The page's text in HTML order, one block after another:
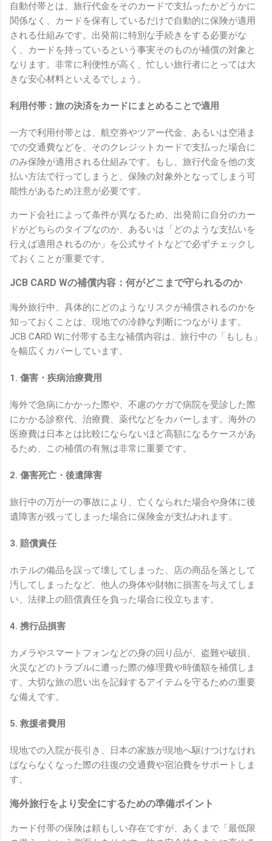
自動付帯とは、旅行代金をそのカードで支払ったかどうかに
関係なく、カードを保有しているだけで自動的に保険が適用
される仕組みです。出発前に特別な手続きをする必要がな
く、カードを持っているという事実そのものが補償の対象と
なります。非常に利便性が高く、忙しい旅行者にとっては大
きな安心材料といえるでしょう。
利用付帯：旅の決済をカードにまとめることで適用
一方で利用付帯とは、航空券やツアー代金、あるいは空港ま
での交通費などを、そのクレジットカードで支払った場合に
のみ保険が適用される仕組みです。もし、旅行代金を他の支
払い方法で行ってしまうと、保険の対象外となってしまう可
能性があるため注意が必要です。
カード会社によって条件が異なるため、出発前に自分のカー
ドがどちらのタイプなのか、あるいは「どのような支払いを
行えば適用されるのか」を公式サイトなどで必ずチェックし
ておくことが重要です。
JCB CARD Wの補償内容：何がどこまで守られるのか
海外旅行中、具体的にどのようなリスクが補償されるのかを
知っておくことは、現地での冷静な判断につながります。
JCB CARD Wに付帯する主な補償内容は、旅行中の「もしも」
を幅広くカバーしています。
1. 傷害・疾病治療費用
海外で急病にかかった際や、不慮のケガで病院を受診した際
にかかる診察代、治療費、薬代などをカバーします。海外の
医療費は日本とは比較にならないほど高額になるケースがあ
るため、この補償の有無は非常に重要です。
2. 傷害死亡・後遺障害
旅行中の万が一の事故により、亡くなられた場合や身体に後
遺障害が残ってしまった場合に保険金が支払われます。
3. 賠償責任
ホテルの備品を誤って壊してしまった、店の商品を落として
汚してしまったなど、他人の身体や財物に損害を与えてしま
い、法律上の賠償責任を負った場合に役立ちます。
4. 携行品損害
カメラやスマートフォンなどの身の回り品が、盗難や破損、
火災などのトラブルに遭った際の修理費や時価額を補償しま
す。大切な旅の思い出を記録するアイテムを守るための重要
な備えです。
5. 救援者費用
現地での入院が長引き、日本の家族が現地へ駆けつけなけれ
ばならなくなった際の往復の交通費や宿泊費をサポートしま
す。
海外旅行をより安全にするための準備ポイント
カード付帯の保険は頼もしい存在ですが、あくまで「最低限